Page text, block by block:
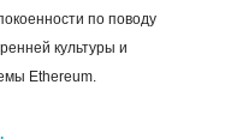
по поводу
культуры и
Ethereum.